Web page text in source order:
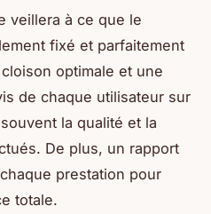
veillera à ce que le
fixé et parfaitement
optimale et une
de chaque utilisateur sur
la qualité et la
De plus, un rapport
prestation pour
totale.